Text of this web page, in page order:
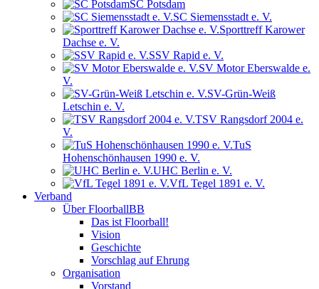
SC Potsdam
SC Siemensstadt e. V.
Sporttreff Karower
Dachse e. V.
SSV Rapid e. V.
SV Motor Eberswalde e.
V.
SV-Grün-Weiß
Letschin e. V.
TSV Rangsdorf 2004 e.
V.
TuS
Hohenschönhausen 1990 e. V.
UHC Berlin e. V.
VfL Tegel 1891 e. V.
Verband
Über FloorballBB
Das ist Floorball!
Vision
Geschichte
Vorschlag auf Ehrung
Organisation
Vorstand